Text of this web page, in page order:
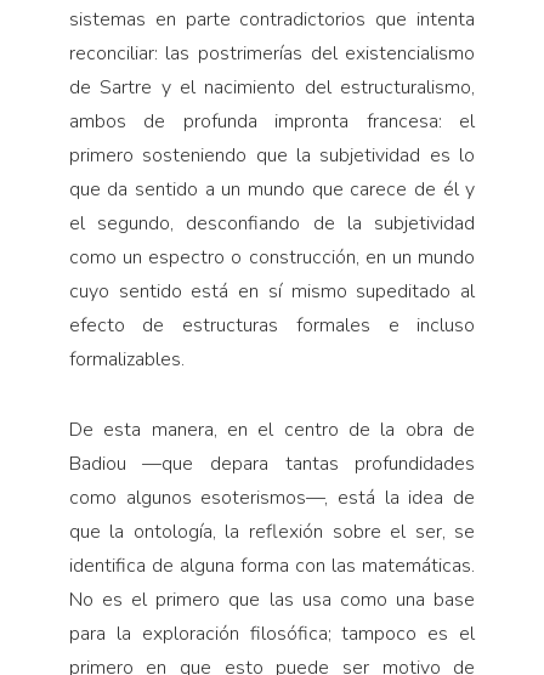
sistemas en parte contradictorios que intenta
reconciliar: las postrimerías del existencialismo
de Sartre y el nacimiento del estructuralismo,
ambos de profunda impronta francesa: el
primero sosteniendo que la subjetividad es lo
que da sentido a un mundo que carece de él y
el segundo, desconfiando de la subjetividad
como un espectro o construcción, en un mundo
cuyo sentido está en sí mismo supeditado al
efecto de estructuras formales e incluso
formalizables.
De esta manera, en el centro de la obra de
Badiou —que depara tantas profundidades
como algunos esoterismos—, está la idea de
que la ontología, la reflexión sobre el ser, se
identifica de alguna forma con las matemáticas.
No es el primero que las usa como una base
para la exploración filosófica; tampoco es el
primero en que esto puede ser motivo de